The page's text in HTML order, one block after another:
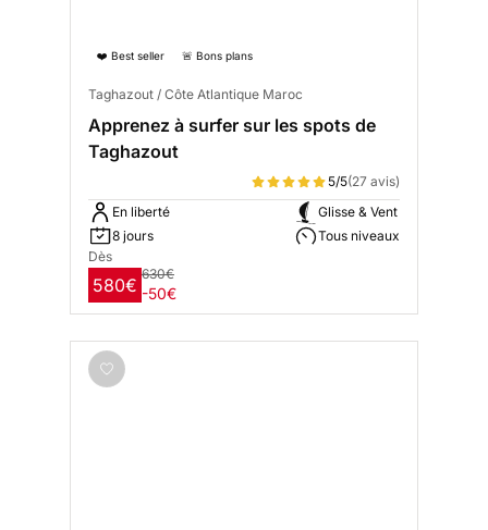
❤️ Best seller 🚨 Bons plans
Taghazout / Côte Atlantique Maroc
Apprenez à surfer sur les spots de
Taghazout
5/5(27 avis)
En liberté
8 jours
Glisse & Vent
Tous niveaux
Dès
580€
630€
-50€